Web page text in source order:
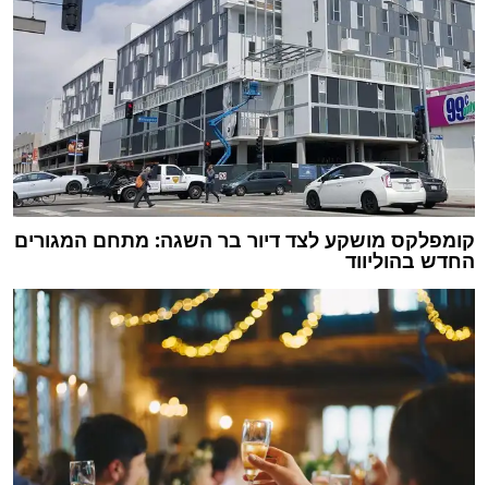
קומפלקס מושקע לצד דיור בר השגה: מתחם המגורים
החדש בהוליווד